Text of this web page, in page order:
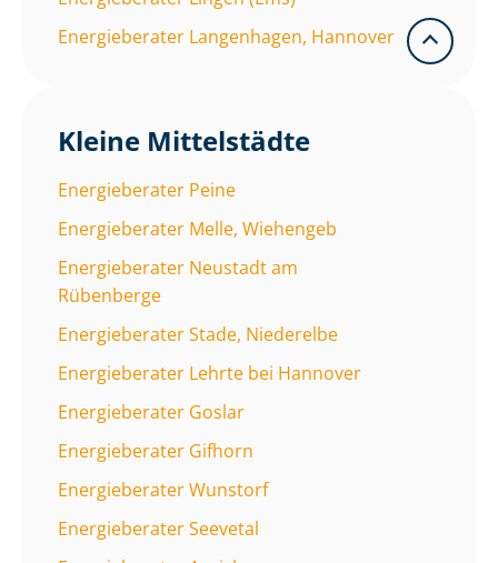
Energieberater Langenhagen, Hannover
Kleine Mittelstädte
Energieberater Peine
Energieberater Melle, Wiehengeb
Energieberater Neustadt am
Rübenberge
Energieberater Stade, Niederelbe
Energieberater Lehrte bei Hannover
Energieberater Goslar
Energieberater Gifhorn
Energieberater Wunstorf
Energieberater Seevetal